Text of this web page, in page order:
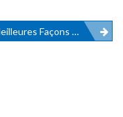
Et De Conserver L’énergie Dans Votre Maison